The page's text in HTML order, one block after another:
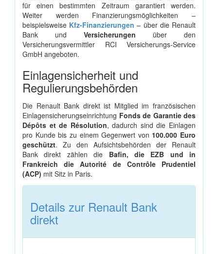
für einen bestimmten Zeitraum garantiert werden.
Weiter werden Finanzierungsmöglichkeiten –
beispielsweise Kfz-Finanzierungen – über die Renault
Bank und Versicherungen über den
Versicherungsvermittler RCI Versicherungs-Service
GmbH angeboten.
Einlagensicherheit und
Regulierungsbehörden
Die Renault Bank direkt ist Mitglied im französischen
Einlagensicherungseinrichtung Fonds de Garantie des
Dépôts et de Résolution, dadurch sind die Einlagen
pro Kunde bis zu einem Gegenwert von 100.000 Euro
geschützt. Zu den Aufsichtsbehörden der Renault
Bank direkt zählen die Bafin, die EZB und in
Frankreich die Autorité de Contrôle Prudentiel
(ACP) mit Sitz in Paris.
Details zur Renault Bank
direkt